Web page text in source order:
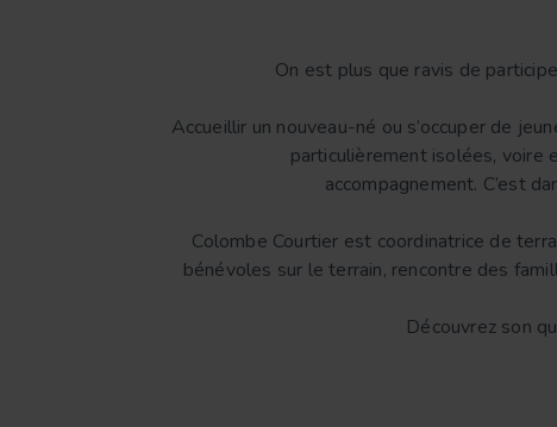
On est plus que ravis de
Accueillir un nouveau-né ou s’occuper de
particulièrement isolées, voire
accompagnement. C’est
Colombe Courtier est coordinatrice de
bénévoles sur le terrain, rencontre des
Découvrez son